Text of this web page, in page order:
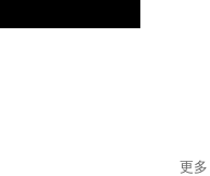
更多